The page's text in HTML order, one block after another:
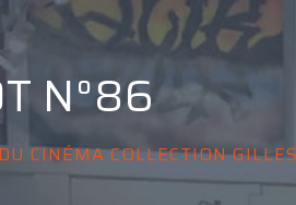
N°86
CINÉMA COLLECTION